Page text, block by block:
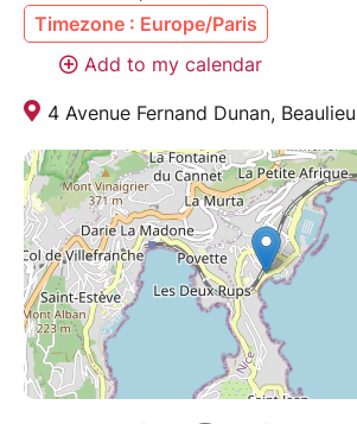
Timezone : Europe/Paris
Add to my calendar
4 Avenue Fernand Dunan,